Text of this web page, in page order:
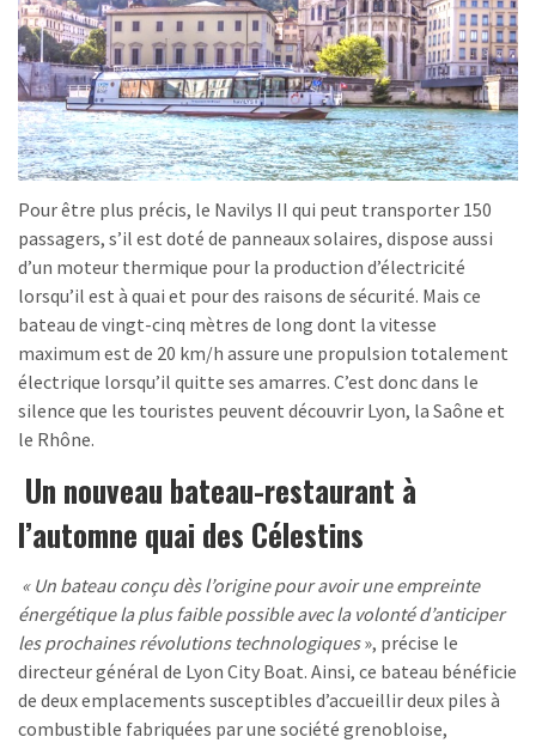
Pour être plus précis, le Navilys II qui peut transporter 150
passagers, s’il est doté de panneaux solaires, dispose aussi
d’un moteur thermique pour la production d’électricité
lorsqu’il est à quai et pour des raisons de sécurité. Mais ce
bateau de vingt-cinq mètres de long dont la vitesse
maximum est de 20 km/h assure une propulsion totalement
électrique lorsqu’il quitte ses amarres. C’est donc dans le
silence que les touristes peuvent découvrir Lyon, la Saône et
le Rhône.
Un nouveau bateau-restaurant à
l’automne quai des Célestins
« Un bateau conçu dès l’origine pour avoir une empreinte
énergétique la plus faible possible avec la volonté d’anticiper
les prochaines révolutions technologiques», précise le
directeur général de Lyon City Boat. Ainsi, ce bateau bénéficie
de deux emplacements susceptibles d’accueillir deux piles à
combustible fabriquées par une société grenobloise,